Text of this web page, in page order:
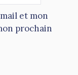
et mon
prochain